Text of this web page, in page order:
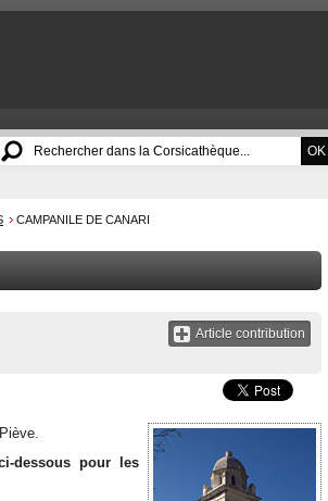
CAMPANILE DE CANARI
Article contribution
dessous pour les